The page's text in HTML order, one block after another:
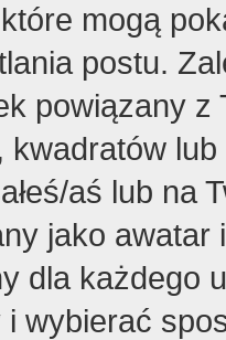
mogą
postu.
powiązany z
kwadratów
aś lub na
jako
dla każdego
i wybierać